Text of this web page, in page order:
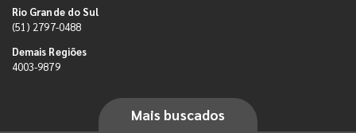
Rio Grande do Sul
(51) 2797-0488
Demais Regiões
4003-9879
Mais buscados